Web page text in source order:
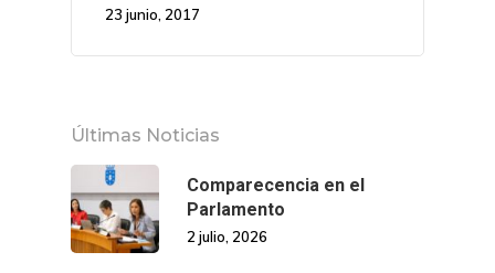
23 junio, 2017
Últimas Noticias
Comparecencia en el
Parlamento
2 julio, 2026